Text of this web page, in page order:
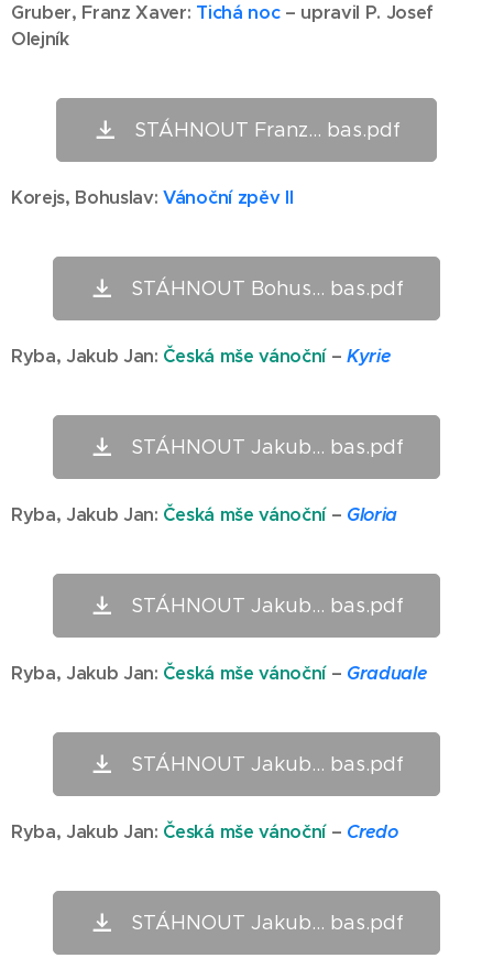
Gruber, Franz Xaver: Tichá noc– upravil P. Josef
Olejník
STÁHNOUT Franz... bas.pdf
Korejs, Bohuslav:Vánoční zpěv II
STÁHNOUT Bohus... bas.pdf
Ryba, Jakub Jan: Česká mše vánoční – Kyrie
STÁHNOUT Jakub... bas.pdf
Ryba, Jakub Jan: Česká mše vánoční – Gloria
STÁHNOUT Jakub... bas.pdf
Ryba, Jakub Jan: Česká mše vánoční – Graduale
STÁHNOUT Jakub... bas.pdf
Ryba, Jakub Jan: Česká mše vánoční– Credo
STÁHNOUT Jakub... bas.pdf